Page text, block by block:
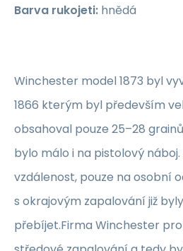
Barva rukojeti: hnědá
Winchester model 1873 byl
1866 kterým byl především
obsahoval pouze 25–28
bylo málo i na pistolový
vzdálenost, pouze na osobní
s okrajovým zapalování již
přebíjet.Firma Winchester